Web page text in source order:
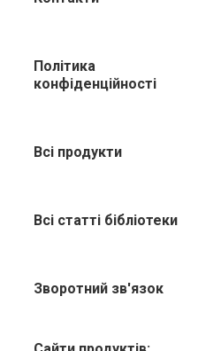
Політика
конфіденційності
Всі продукти
Всі статті бібліотеки
Зворотний зв'язок